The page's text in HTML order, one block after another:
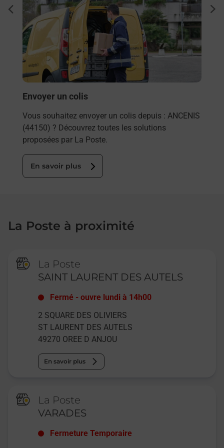
Envoyer un colis
Vous souhaitez envoyer un colis depuis : ANCENIS
(44150) ? Découvrez toutes les solutions
proposées par La Poste.
En savoir plus
La Poste à proximité
La Poste
SAINT LAURENT DES AUTELS
Fermé -ouvre lundi à 14h00
2 SQUARE DES OLIVIERS
ST LAURENT DES AUTELS
49270 OREE D ANJOU
En savoir plus
La Poste
VARADES
Fermeture Temporaire